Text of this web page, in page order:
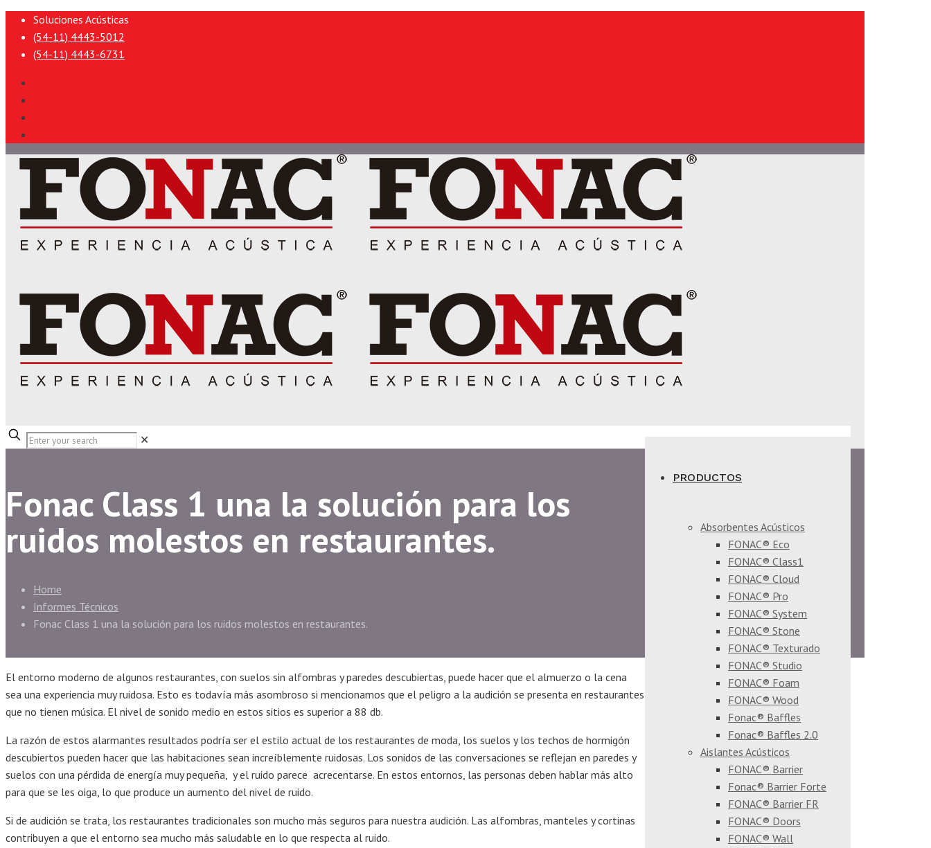
Soluciones Acústicas
(54-11) 4443-5012
(54-11) 4443-6731
PRODUCTOS
Absorbentes Acústicos
FONAC® Eco
FONAC® Class1
FONAC® Cloud
FONAC® Pro
FONAC® System
FONAC® Stone
FONAC® Texturado
FONAC® Studio
FONAC® Foam
FONAC® Wood
Fonac® Baffles
Fonac® Baffles 2.0
Aislantes Acústicos
FONAC® Barrier
Fonac® Barrier Forte
FONAC® Barrier FR
FONAC® Doors
FONAC® Wall
✕
Fonac Class 1 una la solución para los
ruidos molestos en restaurantes.
Home
Informes Técnicos
Fonac Class 1 una la solución para los ruidos molestos en restaurantes.
El entorno moderno de algunos restaurantes, con suelos sin alfombras y paredes descubiertas, puede hacer que el almuerzo o la cena
sea una experiencia muy ruidosa. Esto es todavía más asombroso si mencionamos que el peligro a la audición se presenta en restaurantes
que no tienen música. El nivel de sonido medio en estos sitios es superior a 88 db.
La razón de estos alarmantes resultados podría ser el estilo actual de los restaurantes de moda, los suelos y los techos de hormigón
descubiertos pueden hacer que las habitaciones sean increíblemente ruidosas. Los sonidos de las conversaciones se reflejan en paredes y
suelos con una pérdida de energía muy pequeña, y el ruido parece acrecentarse. En estos entornos, las personas deben hablar más alto
para que se les oiga, lo que produce un aumento del nivel de ruido.
Si de audición se trata, los restaurantes tradicionales son mucho más seguros para nuestra audición. Las alfombras, manteles y cortinas
contribuyen a que el entorno sea mucho más saludable en lo que respecta al ruido.